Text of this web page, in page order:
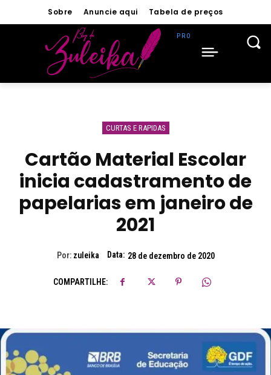
Sobre Anuncie aqui Tabela de preços
CURTAS E RAPIDAS
Cartão Material Escolar
inicia cadastramento de
papelarias em janeiro de
2021
Por: zuleika Data: 28 de dezembro de 2020
COMPARTILHE: